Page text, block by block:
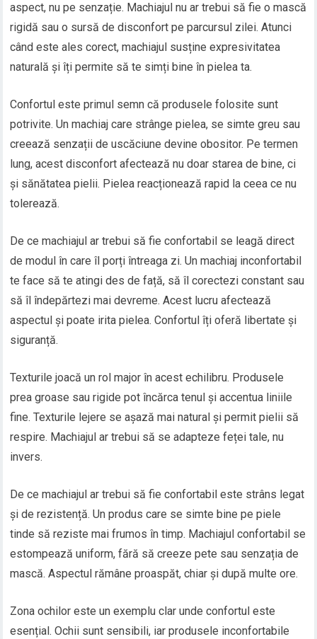
aspect, nu pe senzație. Machiajul nu ar trebui să fie o mască
rigidă sau o sursă de disconfort pe parcursul zilei. Atunci
când este ales corect, machiajul susține expresivitatea
naturală și îți permite să te simți bine în pielea ta.
Confortul este primul semn că produsele folosite sunt
potrivite. Un machiaj care strânge pielea, se simte greu sau
creează senzații de uscăciune devine obositor. Pe termen
lung, acest disconfort afectează nu doar starea de bine, ci
și sănătatea pielii. Pielea reacționează rapid la ceea ce nu
tolerează.
De ce machiajul ar trebui să fie confortabil se leagă direct
de modul în care îl porți întreaga zi. Un machiaj inconfortabil
te face să te atingi des de față, să îl corectezi constant sau
să îl îndepărtezi mai devreme. Acest lucru afectează
aspectul și poate irita pielea. Confortul îți oferă libertate și
siguranță.
Texturile joacă un rol major în acest echilibru. Produsele
prea groase sau rigide pot încărca tenul și accentua liniile
fine. Texturile lejere se așază mai natural și permit pielii să
respire. Machiajul ar trebui să se adapteze feței tale, nu
invers.
De ce machiajul ar trebui să fie confortabil este strâns legat
și de rezistență. Un produs care se simte bine pe piele
tinde să reziste mai frumos în timp. Machiajul confortabil se
estompează uniform, fără să creeze pete sau senzația de
mască. Aspectul rămâne proaspăt, chiar și după multe ore.
Zona ochilor este un exemplu clar unde confortul este
esențial. Ochii sunt sensibili, iar produsele inconfortabile